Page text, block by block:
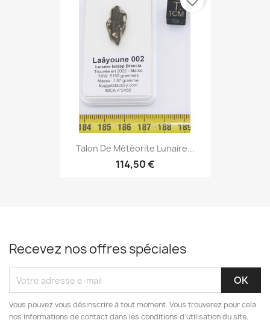
Talon De Météorite Lunaire...
114,50 €
Recevez nos offres spéciales
Vous pouvez vous désinscrire à tout moment. Vous trouverez pour cela
nos informations de contact dans les conditions d'utilisation du site.